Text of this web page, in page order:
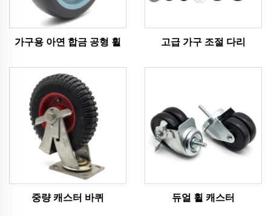
가구용 아연 합금 공형 휠 고급 가구 조절 다리
중량 캐스터 바퀴 듀얼 휠 캐스터